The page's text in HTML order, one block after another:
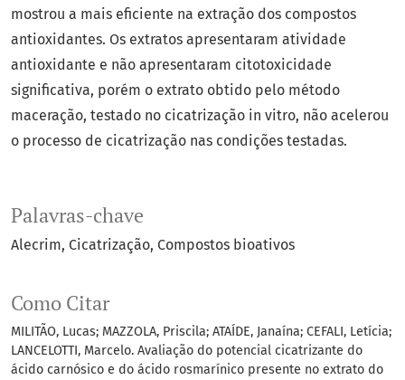
Palavras-chave
Alecrim Cicatrização Compostos bioativos
Como Citar
MILITÃO, Lucas; MAZZOLA, Priscila; ATAÍDE, Janaína; CEFALI, Letícia;
LANCELOTTI, Marcelo. Avaliação do potencial cicatrizante do
ácido carnósico e do ácido rosmarínico presente no extrato do
mostrou a mais eficiente na extração dos compostos
antioxidantes. Os extratos apresentaram atividade
antioxidante e não apresentaram citotoxicidade
significativa, porém o extrato obtido pelo método
maceração, testado no cicatrização in vitro, não acelerou
o processo de cicatrização nas condições testadas.